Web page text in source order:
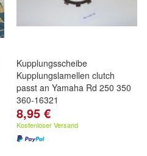
Kupplungsscheibe
Kupplungslamellen clutch
passt an Yamaha Rd 250 350
360-16321
8,95 €
Kostenloser Versand